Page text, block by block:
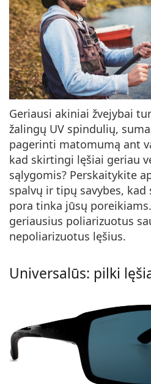
Geriausi akiniai žvejybai
žalingų UV spindulių,
pagerinti matomumą ant
kad skirtingi lęšiai geriau
sąlygomis? Perskaitykite
spalvų ir tipų savybes,
pora tinka jūsų
geriausius poliarizuotus
nepoliarizuotus lęšius.
Universalūs: pilki